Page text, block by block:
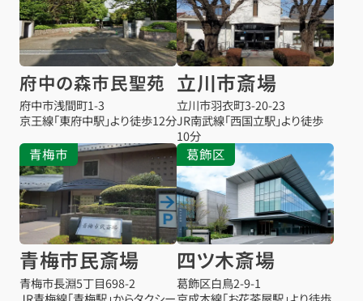
府中の森市民聖苑
府中市浅間町1-3
京王線「東府中駅」より徒歩12分
立川市斎場
立川市羽衣町3-20-23
JR南武線「西国立駅」より徒歩
10分
青梅市
青梅市民斎場
青梅市長淵5丁目698-2
葛飾区
四ツ木斎場
葛飾区白鳥2-9-1